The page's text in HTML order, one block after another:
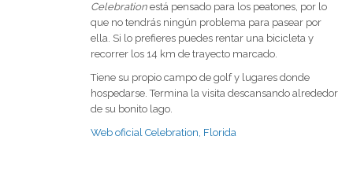
Celebration está pensado para los peatones, por lo
que no tendrás ningún problema para pasear por
ella. Si lo prefieres puedes rentar una bicicleta y
recorrer los 14 km de trayecto marcado.
Tiene su propio campo de golf y lugares donde
hospedarse. Termina la visita descansando alrededor
de su bonito lago.
Web oficial Celebration, Florida